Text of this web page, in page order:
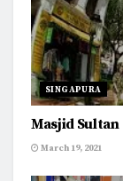
SINGAPURA
Masjid
March 19, 2021